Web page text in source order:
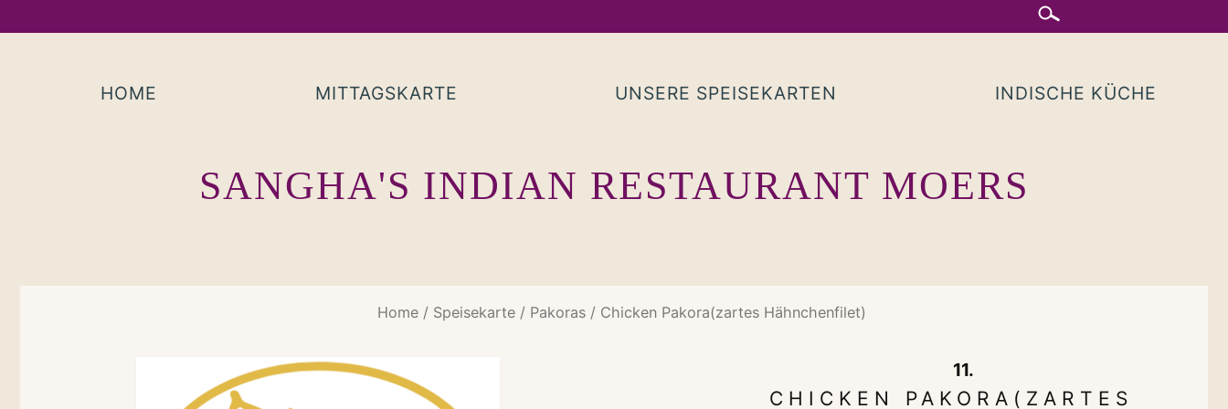
to
HOME MITTAGSKARTE UNSERE SPEISEKARTEN INDISCHE KÜCHE
SANGHA'S INDIAN RESTAURANT MOERS
Home/ Speisekarte/ Pakoras/ Chicken Pakora(zartes Hähnchenfilet)
11.
CHICKEN PAKORA(ZARTES